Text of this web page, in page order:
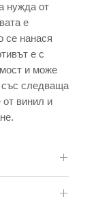
нужда от
е
се нанася
е с
и може
следваща
от винил и